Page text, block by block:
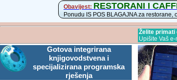
Obavijest: RESTORANI I
Ponudu IS POS BLAGAJNA za
Želite primati
Upišite Vaš
Gotova integrirana
knjigovodstvena i
specijalizirana programska
rješenja